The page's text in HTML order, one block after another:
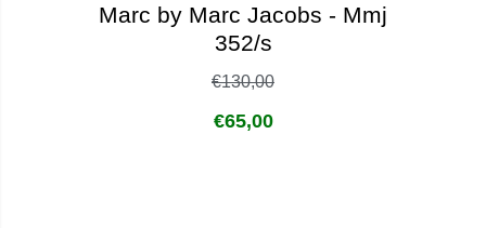
Marc by Marc Jacobs - Mmj
352/s
€130,00
€65,00